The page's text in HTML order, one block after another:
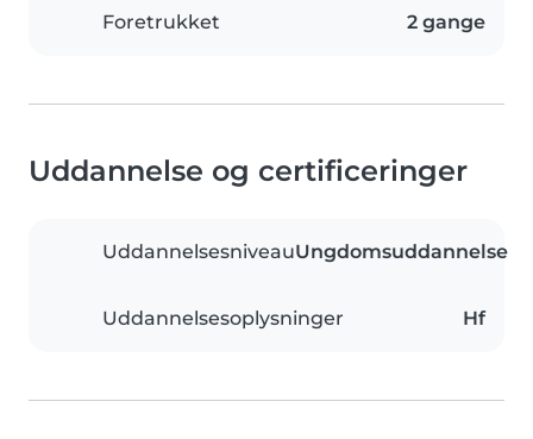
Foretrukket 2 gange
Uddannelse og certificeringer
UddannelsesniveauUngdomsuddannelse
Uddannelsesoplysninger Hf